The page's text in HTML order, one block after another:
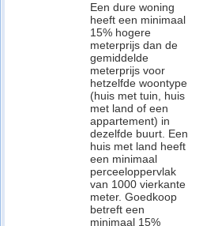
Een dure woning
heeft een minimaal
15% hogere
meterprijs dan de
gemiddelde
meterprijs voor
hetzelfde woontype
(huis met tuin, huis
met land of een
appartement) in
dezelfde buurt. Een
huis met land heeft
een minimaal
perceeloppervlak
van 1000 vierkante
meter. Goedkoop
betreft een
minimaal 15%